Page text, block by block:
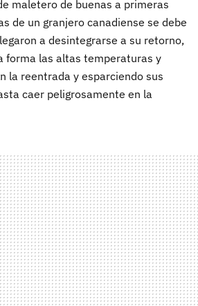
maletero de buenas a primeras
de un granjero canadiense se debe
a desintegrarse a su retorno,
forma las altas temperaturas y
la reentrada y esparciendo sus
caer peligrosamente en la